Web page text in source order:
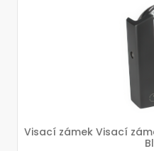
Visací zámek Visací